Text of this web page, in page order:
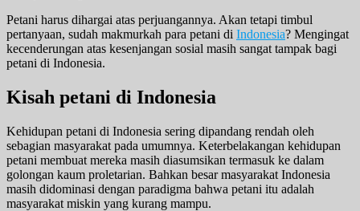
Petani harus dihargai atas perjuangannya. Akan tetapi timbul
pertanyaan, sudah makmurkah para petani di Indonesia? Mengingat
kecenderungan atas kesenjangan sosial masih sangat tampak bagi
petani di Indonesia.
Kisah petani di Indonesia
Kehidupan petani di Indonesia sering dipandang rendah oleh
sebagian masyarakat pada umumnya. Keterbelakangan kehidupan
petani membuat mereka masih diasumsikan termasuk ke dalam
golongan kaum proletarian. Bahkan besar masyarakat Indonesia
masih didominasi dengan paradigma bahwa petani itu adalah
masyarakat miskin yang kurang mampu.